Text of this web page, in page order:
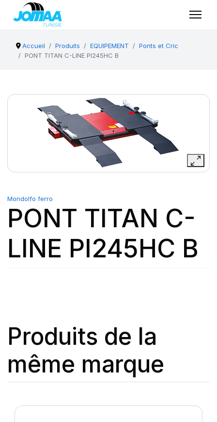
Accueil Produits EQUIPEMENT
Ponts et Cric
PONT TITAN C-LINE PI245HC B
Mondolfo ferro
PONT TITAN C-
LINE PI245HC B
Produits de la
même marque